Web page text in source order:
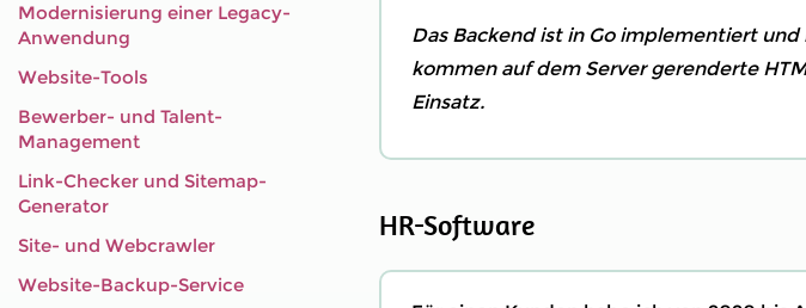
Modernisierung einer Legacy-
Anwendung
Website-Tools
Bewerber- und Talent-
Management
Link-Checker und Sitemap-
Generator
Site- und Webcrawler
Website-Backup-Service
Das Backend ist in Go implementiert
kommen auf dem Server gerenderte
Einsatz.
HR-Software